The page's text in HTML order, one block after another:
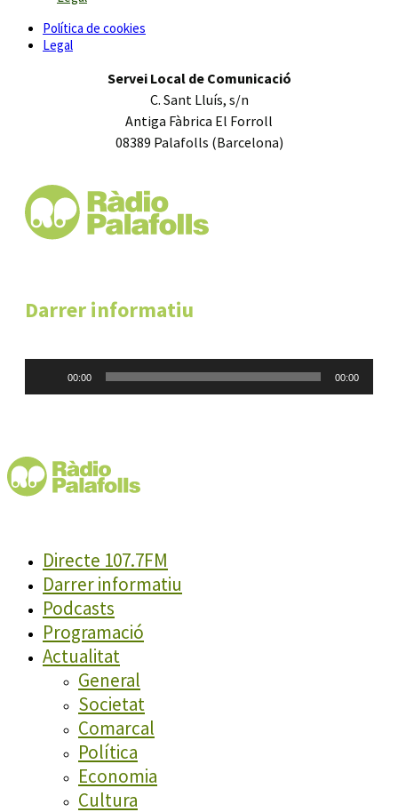
Política de cookies
Legal
Servei Local de Comunicació
C. Sant Lluís, s/n
Antiga Fàbrica El Forroll
08389 Palafolls (Barcelona)
Darrer informatiu
00:00 00:00
Directe 107.7FM
Darrer informatiu
Podcasts
Programació
Actualitat
General
Societat
Comarcal
Política
Economia
Cultura